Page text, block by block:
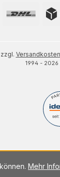
Versandkosten
1994 - 2026
Mehr